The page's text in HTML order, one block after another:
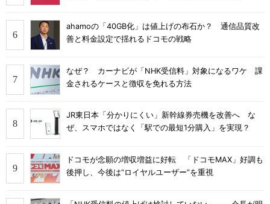
ahamoの「40GB化」は値上げの布石か？ 通信品質改
善と料金設定で揺れるドコモの戦略
なぜ？ カーナビが「NHK受信料」対象になるワケ 課
金されるケースと徴収を免れる方法
JR東日本「分かりにくい」新幹線券売機を改善へ な
ぜ、スマホではなく「駅での最短1分購入」を実現？
ドコモが念願の増収増益に好転 「ドコモMAX」好調も
後押し、今後は“ロイヤルユーザー”を重視